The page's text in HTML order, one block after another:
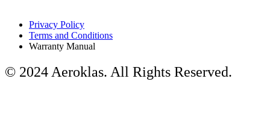
Privacy Policy
Terms and Conditions
Warranty Manual
© 2024 Aeroklas. All Rights Reserved.